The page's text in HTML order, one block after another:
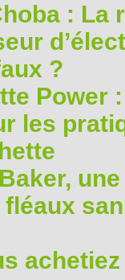
: La
?
Power
les